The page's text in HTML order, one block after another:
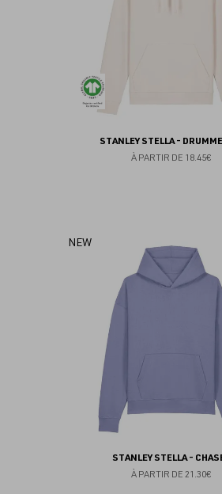
STANLEY STELLA -
À PARTIR DE 18.45€
NEW
STANLEY STELLA -
À PARTIR DE 21.30€